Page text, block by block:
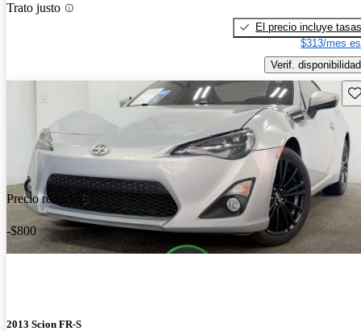
Trato justo
El precio incluye tasas
$313/mes
Verif. disponibilidad
Precio reducido
-$800
2013 Scion FR-S